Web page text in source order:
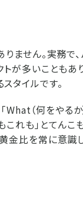
ません。実務で
が多いこともあ
タイルです。
（何をやるか
れも」とてんこ
金比を常に意識